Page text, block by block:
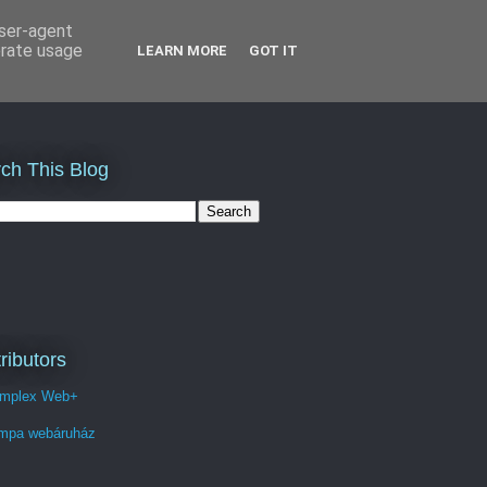
This Blog
Web+
webáruház
agent
usage
LEARN MORE GOT IT